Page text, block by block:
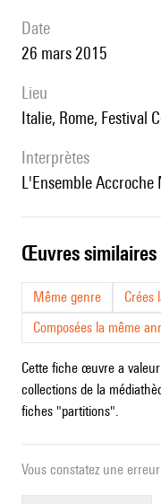
date
26 mars 2015
lieu
Italie, Rome, Festival
interprètes
l'Ensemble Accroche
œuvres similaires
Même genre
Crées
Composées la même
Cette fiche œuvre a
collections de la
fiches "partitions".
Vous constatez une